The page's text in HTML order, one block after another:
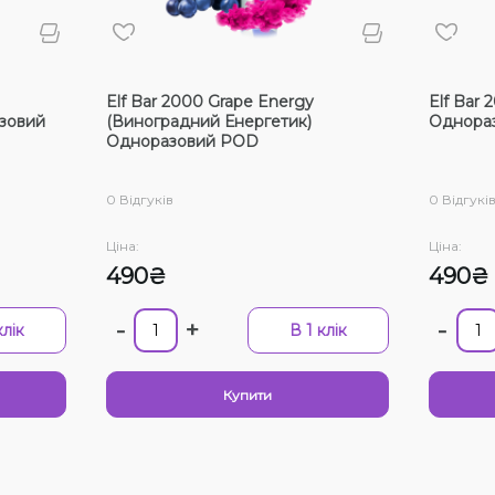
Лід/
Elf Bar 2000 Grape Energy
(Виноградний Енергетик)
Одноразовий POD
0 Відгуків
Ціна:
490₴
- + В 1 клік
Купити
Elf Bar
0 Відгуків
Ціна:
490₴
-